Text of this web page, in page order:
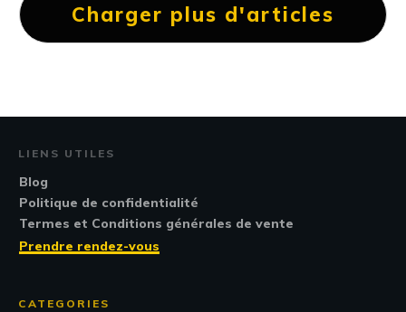
Charger plus d'articles
LIENS UTILES
Blog
Politique de confidentialité
Termes et Conditions générales de vente
Prendre rendez-vous
CATEGORIES